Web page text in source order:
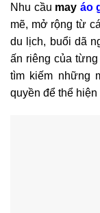
Nhu cầu may áo
mẽ, mở rộng từ
du lịch, buổi dã
ấn riêng của
tìm kiếm những
quyền để thể